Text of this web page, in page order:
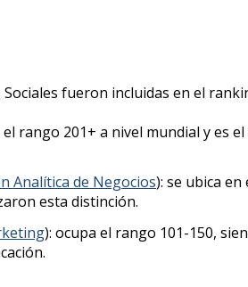
fueron incluidas en el
el rango 201+ a nivel mundial y es
Analítica de Negocios): se ubica
esta distinción.
): ocupa el rango 101-150,